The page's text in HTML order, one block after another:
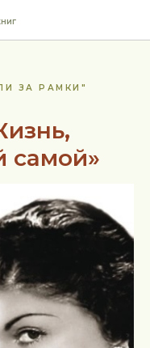
ЗА РАМКИ"
самой»